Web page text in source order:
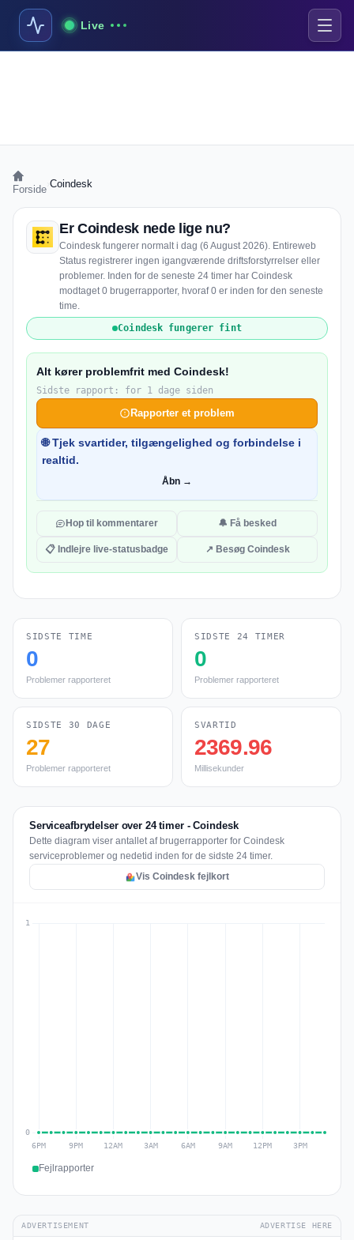
Live
Forside Coindesk
Er Coindesk nede lige nu?
Coindesk fungerer normalt i dag (6 August 2026). Entireweb
Status registrerer ingen igangværende driftsforstyrrelser eller
problemer. Inden for de seneste 24 timer har Coindesk
modtaget 0 brugerrapporter, hvoraf 0 er inden for den seneste
time.
Coindesk fungerer fint
Alt kører problemfrit med Coindesk!
Sidste rapport: for 1 dage siden
Rapporter et problem
🌐 Tjek svartider, tilgængelighed og forbindelse i
realtid.
Åbn →
Hop til kommentarer 🔔 Få besked
📋 Indlejre live-statusbadge ↗ Besøg Coindesk
SIDSTE TIME
0
Problemer rapporteret
SIDSTE 24 TIMER
0
Problemer rapporteret
SIDSTE 30 DAGE
27
Problemer rapporteret
SVARTID
2369.96
Millisekunder
Serviceafbrydelser over 24 timer - Coindesk
Dette diagram viser antallet af brugerrapporter for Coindesk
serviceproblemer og nedetid inden for de sidste 24 timer.
Vis Coindesk fejlkort
Fejlrapporter
ADVERTISEMENT ADVERTISE HERE